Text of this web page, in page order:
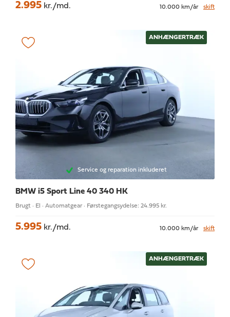
2.995 kr./md. 10.000 km/år skift
ANHÆNGERTRÆK
Service og reparation inkluderet
BMW i5 Sport Line 40 340 HK
Brugt · El · Automatgear · Førstegangsydelse: 24.995 kr.
5.995 kr./md. 10.000 km/år skift
ANHÆNGERTRÆK